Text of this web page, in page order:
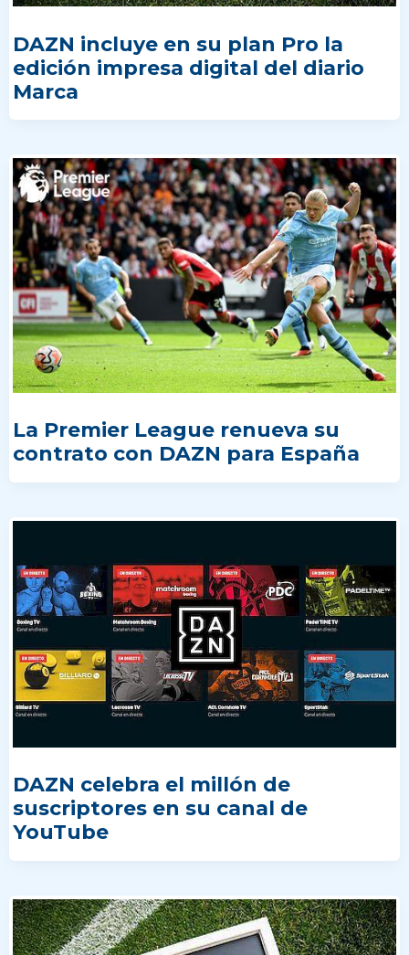
DAZN incluye en su plan Pro la
edición impresa digital del diario
Marca
La Premier League renueva su
contrato con DAZN para España
DAZN celebra el millón de
suscriptores en su canal de
YouTube